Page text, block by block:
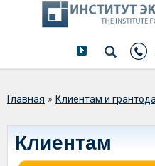
Вы здесь
Главная » Клиентам и
Клиентам